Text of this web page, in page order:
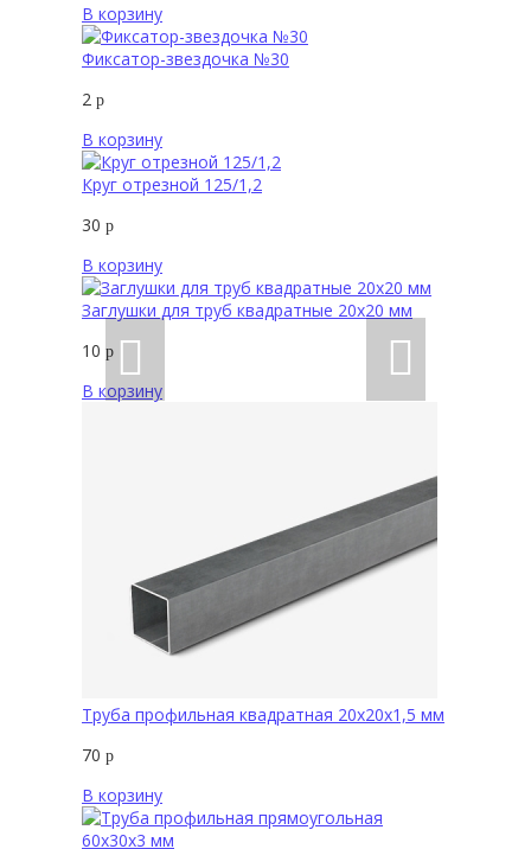
В корзину
Фиксатор-звездочка №30
2 р
В корзину
Круг отрезной 125/1,2
30 р
В корзину
Заглушки для труб квадратные 20х20 мм
10 р
В корзину
Труба профильная квадратная 20х20х1,5 мм
70 р
В корзину